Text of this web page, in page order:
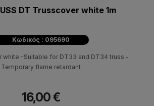
DT Trusscover white 1m
Κωδικός : 095690
white -Suitable for DT33 and DT34 truss -
Temporary flame retardant
16,00 €